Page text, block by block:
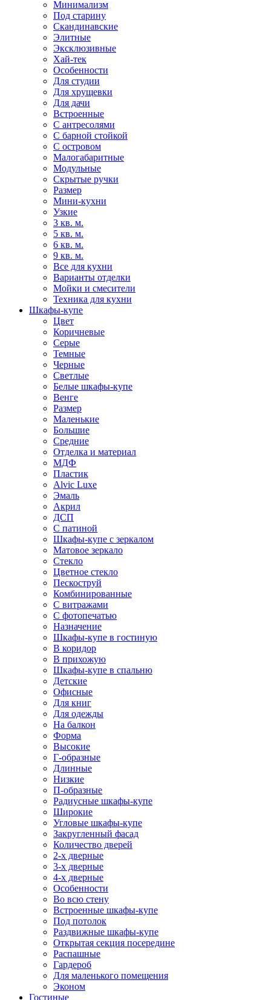
Минимализм
Под старину
Скандинавские
Элитные
Эксклюзивные
Хай-тек
Особенности
Для студии
Для хрущевки
Для дачи
Встроенные
С антресолями
С барной стойкой
С островом
Малогабаритные
Модульные
Скрытые ручки
Размер
Мини-кухни
Узкие
3 кв. м.
5 кв. м.
6 кв. м.
9 кв. м.
Все для кухни
Варианты отделки
Мойки и смесители
Техника для кухни
Шкафы-купе
Цвет
Коричневые
Серые
Темные
Черные
Светлые
Белые шкафы-купе
Венге
Размер
Маленькие
Большие
Средние
Отделка и материал
МДФ
Пластик
Alvic Luxe
Эмаль
Акрил
ДСП
С патиной
Шкафы-купе с зеркалом
Матовое зеркало
Стекло
Цветное стекло
Пескоструй
Комбинированные
С витражами
С фотопечатью
Назначение
Шкафы-купе в гостиную
В коридор
В прихожую
Шкафы-купе в спальню
Детские
Офисные
Для книг
Для одежды
На балкон
Форма
Высокие
Г-образные
Длинные
Низкие
П-образные
Радиусные шкафы-купе
Широкие
Угловые шкафы-купе
Закругленный фасад
Количество дверей
2-х дверные
3-х дверные
4-х дверные
Особенности
Во всю стену
Встроенные шкафы-купе
Под потолок
Раздвижные шкафы-купе
Открытая секция посередине
Распашные
Гардероб
Для маленького помещения
Эконом
Гостиные